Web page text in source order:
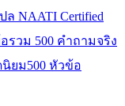
ล NAATI Certified
รวม 500 คำถามจริง
นิยม500 หัวข้อ